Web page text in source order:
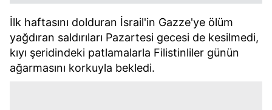
İlk haftasını dolduran İsrail'in Gazze'ye ölüm
yağdıran saldırıları Pazartesi gecesi de kesilmedi,
kıyı şeridindeki patlamalarla Filistinliler günün
ağarmasını korkuyla bekledi.